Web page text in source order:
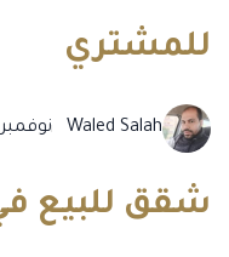
للمشتري
Waled Salah نوفمبر 28, 2025
شقق للبيع